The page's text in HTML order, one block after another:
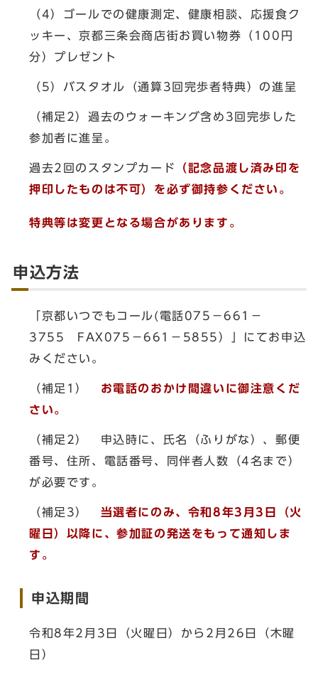
（4）ゴールでの健康測定、健康相談、応援食ク
ッキー、京都三条会商店街お買い物券（100円
分）プレゼント
（5）バスタオル（通算3回完歩者特典）の進呈
（補足2）過去のウォーキング含め3回完歩した
参加者に進呈。
過去2回のスタンプカード
（記念品渡し済み印を
押印したものは不可）を必ず御持参ください。
特典等は変更となる場合があります。
申込方法
「京都いつでもコール(電話075－661－
3755 FAX075－661－5855）」にてお申込
みください。
（補足1） お電話のおかけ間違いに御注意くだ
さい。
（補足2） 申込時に、氏名（ふりがな）、郵便
番号、住所、電話番号、同伴者人数（4名まで）
が必要です。
（補足3） 当選者にのみ、令和8年3月3日（火
曜日）以降に、参加証の発送をもって通知しま
す。
申込期間
令和8年2月3日（火曜日）から2月26日（木曜
日）